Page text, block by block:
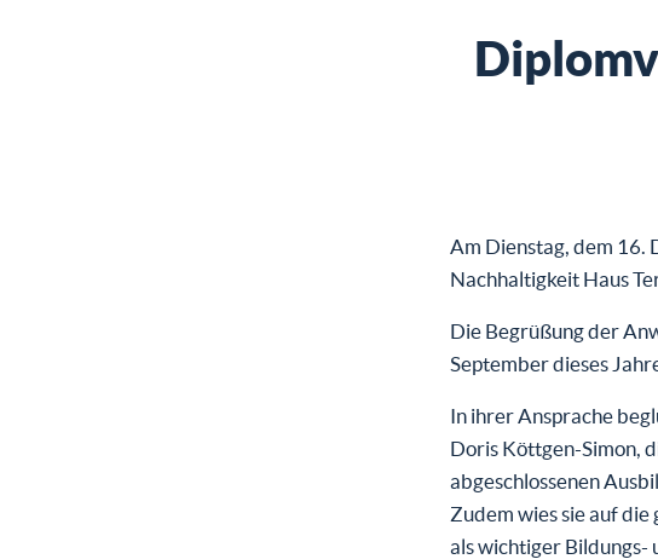
Am Dienstag, dem 16.
Nachhaltigkeit Haus
Die Begrüßung der
September dieses
In ihrer Ansprache
Doris Köttgen-Simon,
abgeschlossenen
Zudem wies sie auf
als wichtiger Bildungs-